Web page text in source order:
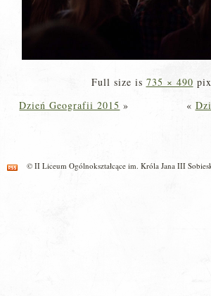
Full size is 735 × 490
Dzień Geografii 2015 » «
© II Liceum Ogólnokształcące im. Króla Jana III